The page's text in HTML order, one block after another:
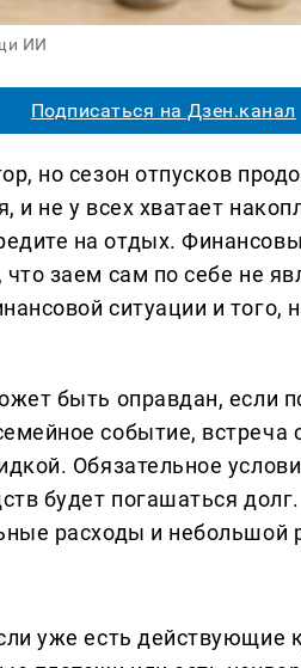
ИИ
Подписаться на Дзен.канал
но сезон отпусков
и не у всех хватает
на отдых.
что заем сам по себе не
ситуации и того,
быть оправдан, если
событие, встреча
Обязательное
будет погашаться
расходы и небольшой
уже есть действующие